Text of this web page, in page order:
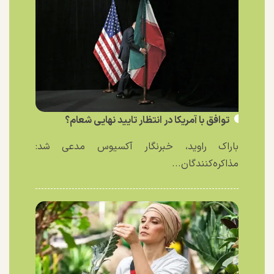
توافق با آمریکا در انتظار تایید نهایی شعام؟
باراک راوید، خبرنگار آکسیوس مدعی شد:
مذاکره‌کنندگان...